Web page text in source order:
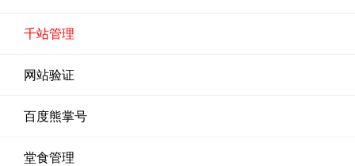
千站管理
网站验证
百度熊掌号
堂食管理